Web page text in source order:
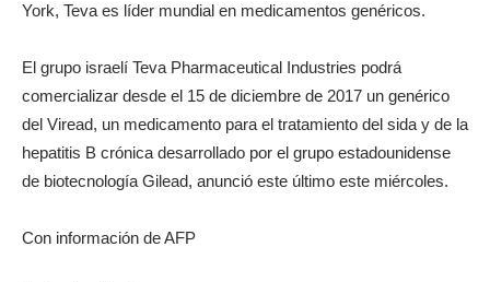
York, Teva es líder mundial en medicamentos genéricos.
El grupo israelí Teva Pharmaceutical Industries podrá
comercializar desde el 15 de diciembre de 2017 un genérico
del Viread, un medicamento para el tratamiento del sida y de la
hepatitis B crónica desarrollado por el grupo estadounidense
de biotecnología Gilead, anunció este último este miércoles.
Con información de AFP